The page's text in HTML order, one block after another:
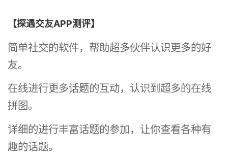
【探遇交友APP测评】
简单社交的软件，帮助超多伙伴认识更多的好
友。
在线进行更多话题的互动，认识到超多的在线
拼图。
详细的进行丰富话题的参加，让你查看各种有
趣的话题。